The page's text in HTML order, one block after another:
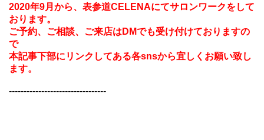
2020年9月から、表参道CELENAにてサロンワークをして
おります。
ご予約、ご相談、ご来店はDMでも受け付けておりますの
で
本記事下部にリンクしてある各snsから宜しくお願い致し
ます。
---------------------------------